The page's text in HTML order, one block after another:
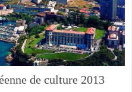
de culture 2013